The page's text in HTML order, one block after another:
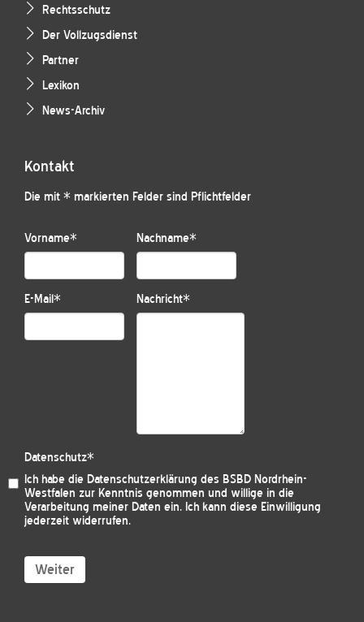
Rechtsschutz
Der Vollzugsdienst
Partner
Lexikon
News-Archiv
Kontakt
Die mit * markierten Felder sind Pflichtfelder
Vorname* Nachname*
E-Mail* Nachricht*
Datenschutz*
Ich habe die Datenschutzerklärung des BSBD Nordrhein-
Westfalen zur Kenntnis genommen und willige in die
Verarbeitung meiner Daten ein. Ich kann diese Einwilligung
jederzeit widerrufen.
Weiter